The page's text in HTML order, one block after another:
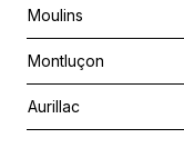
Moulins
Montluçon
Aurillac